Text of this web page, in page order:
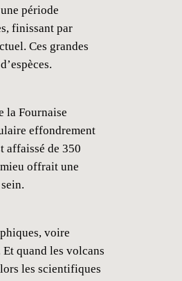
période
finissant par
Ces grandes
la Fournaise
effondrement
affaissé de 350
offrait une
voire
quand les volcans
les scientifiques